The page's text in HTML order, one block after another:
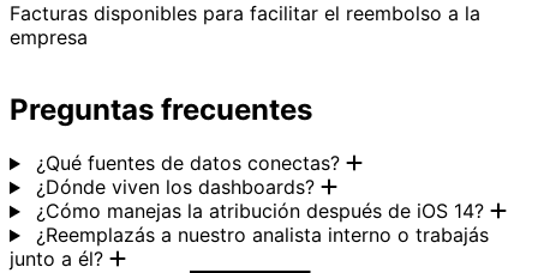
Facturas disponibles para facilitar el reembolso a la
empresa
Preguntas frecuentes
¿Qué fuentes de datos conectas?
¿Dónde viven los dashboards?
¿Cómo manejas la atribución después de iOS 14?
¿Reemplazás a nuestro analista interno o trabajás
junto a él?